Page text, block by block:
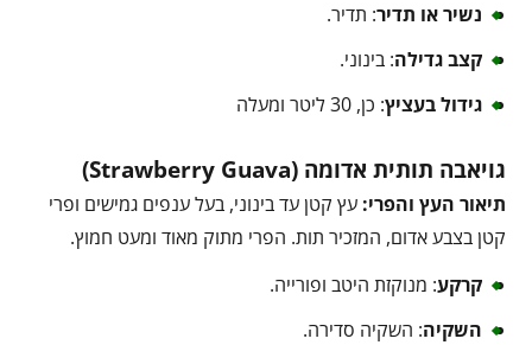
נשיר או תדיר: תדיר.
קצב גדילה: בינוני.
גידול בעציץ: כן, 30 ליטר ומעלה
גויאבה תותית אדומה (Strawberry Guava)
תיאור העץ והפרי:עץ קטן עד בינוני, בעל ענפים גמישים ופרי
קטן בצבע אדום, המזכיר תות. הפרי מתוק מאוד ומעט חמוץ.
קרקע: מנוקזת היטב ופורייה.
השקיה: השקיה סדירה.